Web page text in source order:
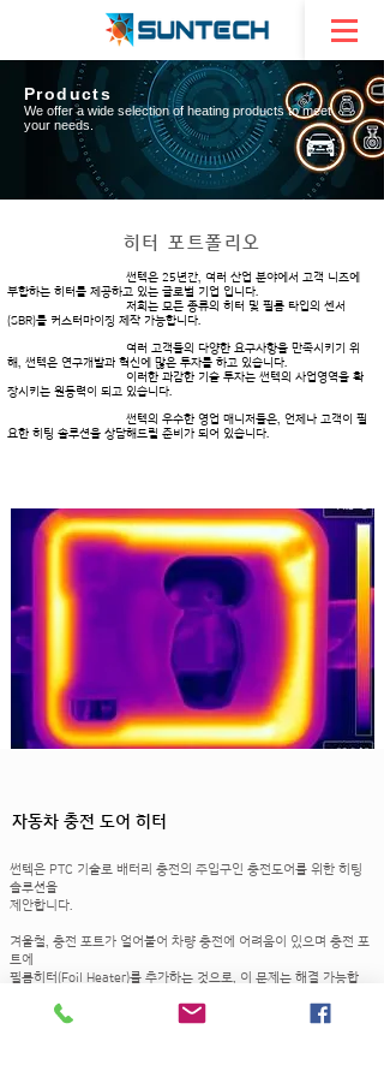
Products
We offer a wide selection of heating products to meet
your needs.
히터 포트폴리오
썬텍은 25년간, 여러 산업 분야에서 고객 니즈에
부합하는 히터를 제공하고 있는 글로벌 기업 입니다.
저희는 모든 종류의 히터 및 필름 타입의 센서
(SBR)를 커스터마이징 제작 가능합니다.
여러 고객들의 다양한 요구사항을 만족시키기 위
해, 썬텍은 연구개발과 혁신에 많은 투자를 하고 있습니다.
이러한 과감한 기술 투자는 썬텍의 사업영역을 확
장시키는 원동력이 되고 있습니다.
썬텍의 우수한 영업 매니저들은, 언제나 고객이 필
요한 히팅 솔루션을 상담해드릴 준비가 되어 있습니다.
자동차 충전 도어 히터
썬텍은 PTC 기술로 배터리 충전의 주입구인 충전도어를 위한 히팅
솔루션을
제안합니다.
겨울철, 충전 포트가 얼어붙어 차량 충전에 어려움이 있으며 충전 포
트에
필름히터(Foil Heater)를 추가하는 것으로, 이 문제는 해결 가능합